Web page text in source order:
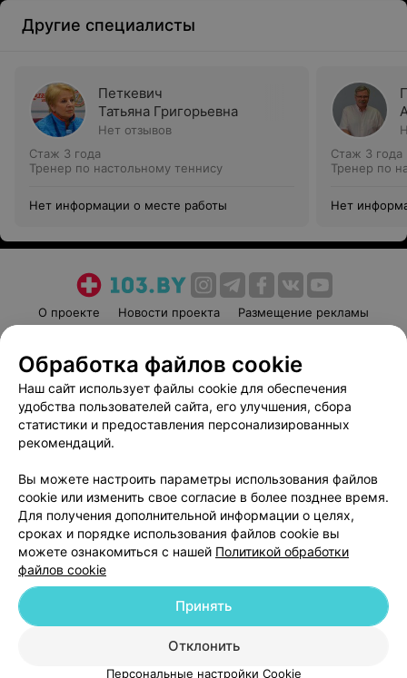
Другие специалисты
Петкевич
Татьяна Григорьевна
Нет отзывов
Стаж 3 года
Тренер по настольному теннису
Нет информации о месте работы
Стаж 3 года
Тренер по
Нет
О проекте Новости проекта
Размещение рекламы
Пользовательское соглашение
Способы оплаты
Вакансии
Партнеры
Написать руководителю 103.by
Обработка персональных данных
© 2026 ООО «Артокс Лаб», УНП 191700409
| 220012, Республика Беларусь,
Служба поддержки +375 291212755
Обработка файлов cookie
Наш сайт использует файлы cookie для обеспечения
удобства пользователей сайта, его улучшения, сбора
статистики и предоставления персонализированных
рекомендаций.
Вы можете настроить параметры использования файлов
cookie или изменить свое согласие в более позднее время.
Для получения дополнительной информации о целях,
сроках и порядке использования файлов cookie вы
можете ознакомиться с нашей Политикой обработки
файлов cookie
Отклонить
Принять
Персональные настройки Cookie